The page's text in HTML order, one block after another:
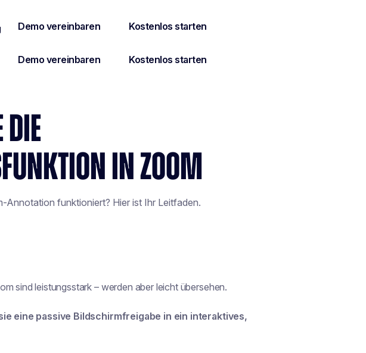
DIE
IN ZOOM
Annotation funktioniert? Hier ist Ihr Leitfaden.
sind leistungsstark – werden aber leicht übersehen.
eine passive Bildschirmfreigabe in ein interaktives,